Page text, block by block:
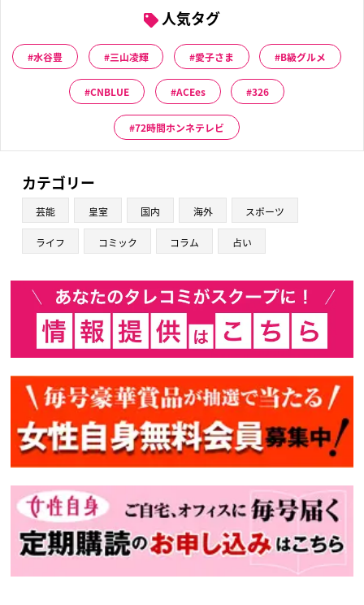
人気タグ
水谷豊 三山凌輝 愛子さま B級グルメ
CNBLUE ACEes 326
72時間ホンネテレビ
カテゴリー
芸能 皇室 国内 海外 スポーツ
ライフ コミック コラム 占い